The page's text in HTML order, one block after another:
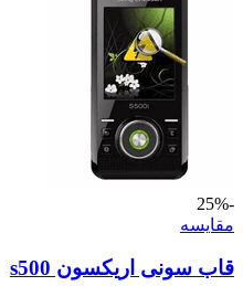
-25%
مقايسه
قاب سونی اریکسون s500